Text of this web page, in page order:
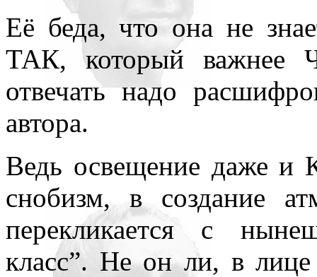
Её беда, что она не
ТАК, который важнее
отвечать надо
автора.
Ведь освещение даже
снобизм, в создание
перекликается с
класс”. Не он ли, в